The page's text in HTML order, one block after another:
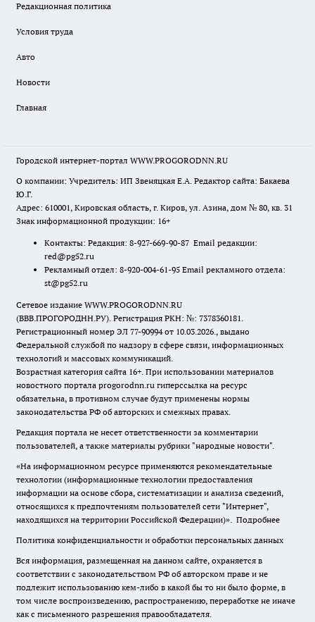
Редакционная политика
Условия труда
Авто
Новости
Главная
Городской интернет-портал WWW.PROGORODNN.RU
О компании: Учредитель: ИП Звеняцкая Е.А. Редактор сайта: Бакаева
Ю.Г.
Адрес: 610001, Кировская область, г. Киров, ул. Азина, дом № 80, кв. 31
Знак информационной продукции: 16+
Контакты: Редакция: 8-927-669-90-87 Email редакции:
red@pg52.ru
Рекламный отдел: 8-920-004-61-95 Email рекламного отдела:
st@pg52.ru
Сетевое издание WWW.PROGORODNN.RU
(ВВВ.ПРОГОРОДНН.РУ). Регистрация РКН: №: 7378360181.
Регистрационный номер ЭЛ 77-90994 от 10.03.2026., выдано
Федеральной службой по надзору в сфере связи, информационных
технологий и массовых коммуникаций.
Возрастная категория сайта 16+. При использовании материалов
новостного портала progorodnn.ru гиперссылка на ресурс
обязательна, в противном случае будут применены нормы
законодательства РФ об авторских и смежных правах.
Редакция портала не несет ответственности за комментарии
пользователей, а также материалы рубрики "народные новости".
«На информационном ресурсе применяются рекомендательные
технологии (информационные технологии предоставления
информации на основе сбора, систематизации и анализа сведений,
относящихся к предпочтениям пользователей сети "Интернет",
находящихся на территории Российской Федерации)». Подробнее
Политика конфиденциальности и обработки персональных данных
Вся информация, размещенная на данном сайте, охраняется в
соответствии с законодательством РФ об авторском праве и не
подлежит использованию кем-либо в какой бы то ни было форме, в
том числе воспроизведению, распространению, переработке не иначе
как с письменного разрешения правообладателя.